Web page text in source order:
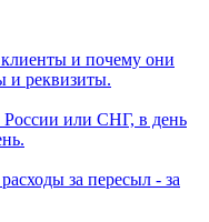
и почему они
и реквизиты.
или СНГ, в день
за пересыл - за